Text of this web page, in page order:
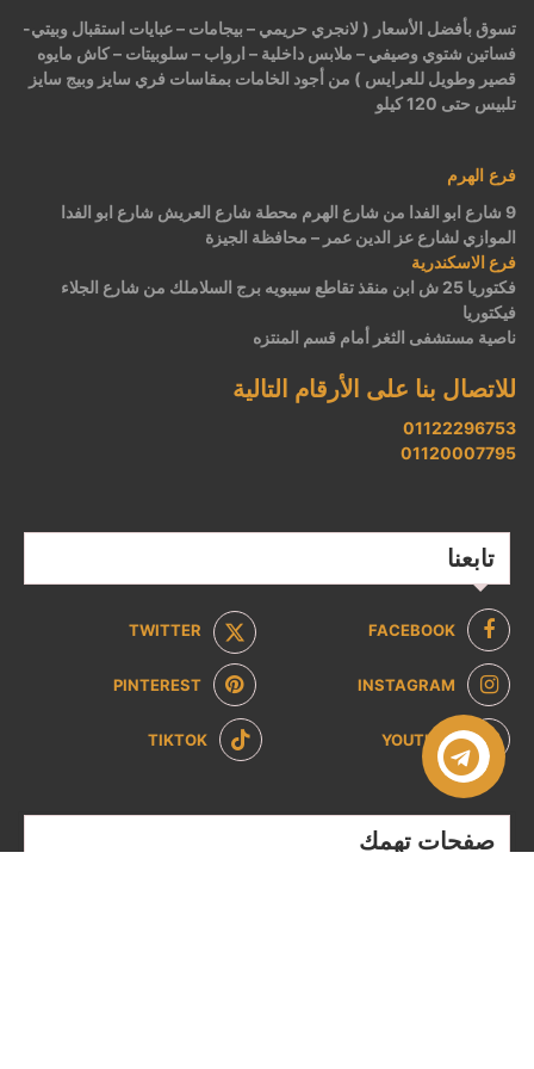
تسوق بأفضل الأسعار ( لانجري حريمي – بيجامات – عبايات استقبال وبيتي-
فساتين شتوي وصيفي – ملابس داخلية – ارواب – سلوبيتات – كاش مايوه
قصير وطويل للعرايس ) من أجود الخامات بمقاسات فري سايز وبيج سايز
تلبيس حتى 120 كيلو
فرع الهرم
9 شارع ابو الفدا من شارع الهرم محطة شارع العريش شارع ابو الفدا
الموازي لشارع عز الدين عمر – محافظة الجيزة
فرع الاسكندرية
فكتوريا 25 ش ابن منقذ تقاطع سيبويه برج السلاملك من شارع الجلاء
فيكتوريا
ناصية مستشفى الثغر أمام قسم المنتزه
للاتصال بنا على الأرقام التالية
01122296753
01120007795
تابعنا
FACEBOOK
TWITTER
INSTAGRAM
PINTEREST
YOUTUBE
TIKTOK
صفحات تهمك